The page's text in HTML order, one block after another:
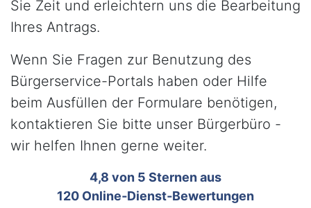
Sie Zeit und erleichtern uns die Bearbeitung
Ihres Antrags.
Wenn Sie Fragen zur Benutzung des
Bürgerservice-Portals haben oder Hilfe
beim Ausfüllen der Formulare benötigen,
kontaktieren Sie bitte unser Bürgerbüro -
wir helfen Ihnen gerne weiter.